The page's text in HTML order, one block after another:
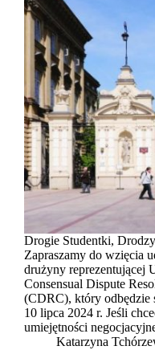
Drogie Studentki,
Zapraszamy do wzięcia
drużyny reprezentującej
Consensual Dispute
(CDRC), który odbędzie
10 lipca 2024 r. Jeśli
umiejętności
Katarzyna